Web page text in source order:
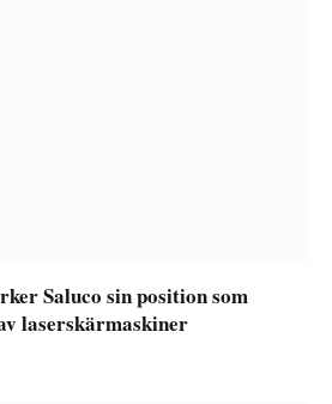
Saluco sin position som
laserskärmaskiner